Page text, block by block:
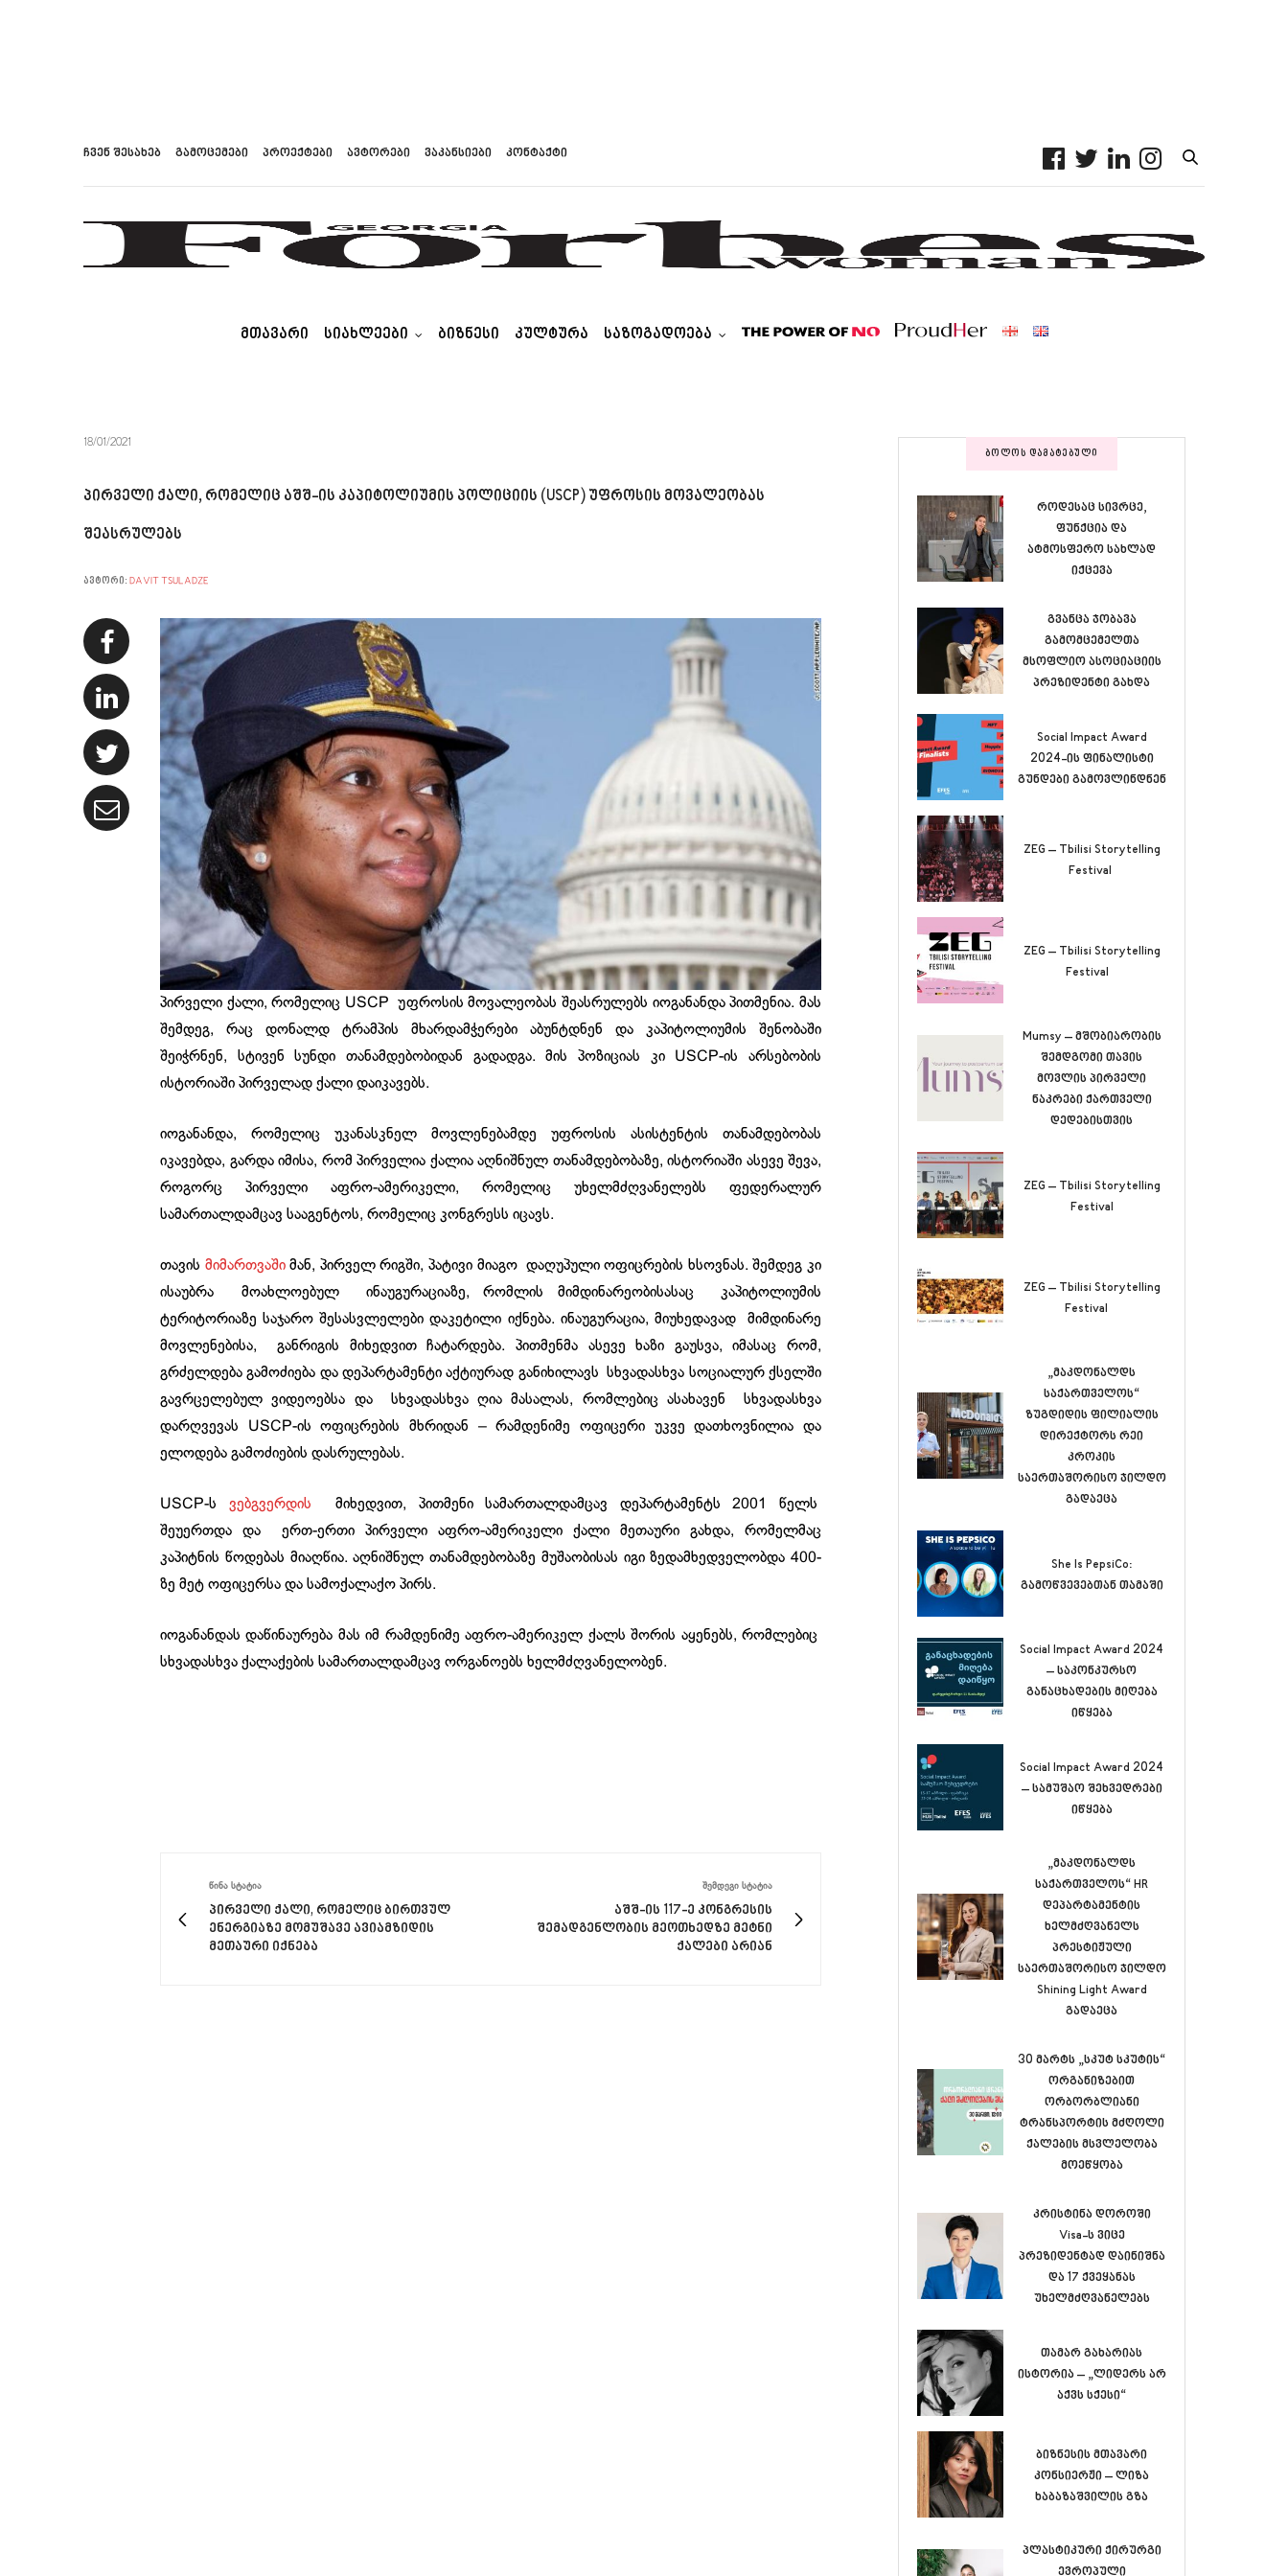
ჩვენ შესახებ გამოცემები პროექტები ავტორები ვაკანსიები კონტაქტი
ᲛᲗᲐᲕᲐᲠᲘ ᲡᲘᲐᲮᲚᲔᲔᲑᲘ ᲑᲘᲖᲜᲔᲡᲘ ᲙᲣᲚᲢᲣᲠᲐ ᲡᲐᲖᲝᲒᲐᲓᲝᲔᲑᲐ
18/01/2021
პირველი ქალი, რომელიც აშშ-ის კაპიტოლიუმის პოლიციის (USCP) უფროსის მოვალეობას
შეასრულებს
ავტორი: DAVIT TSULADZE
პირველი ქალი, რომელიც USCP უფროსის მოვალეობას შეასრულებს იოგანანდა პითმენია. მას
შემდეგ, რაც დონალდ ტრამპის მხარდამჭერები აბუნტდნენ და კაპიტოლიუმის შენობაში
შეიჭრნენ, სტივენ სუნდი თანამდებობიდან გადადგა. მის პოზიციას კი USCP-ის არსებობის
ისტორიაში პირველად ქალი დაიკავებს.
იოგანანდა, რომელიც უკანასკნელ მოვლენებამდე უფროსის ასისტენტის თანამდებობას
იკავებდა, გარდა იმისა, რომ პირველია ქალია აღნიშნულ თანამდებობაზე, ისტორიაში ასევე შევა,
როგორც პირველი აფრო-ამერიკელი, რომელიც უხელმძღვანელებს ფედერალურ
სამართალდამცავ სააგენტოს, რომელიც კონგრესს იცავს.
თავის მიმართვაშიმან, პირველ რიგში, პატივი მიაგო დაღუპული ოფიცრების ხსოვნას. შემდეგ კი
ისაუბრა მოახლოებულ ინაუგურაციაზე, რომლის მიმდინარეობისასაც კაპიტოლიუმის
ტერიტორიაზე საჯარო შესასვლელები დაკეტილი იქნება. ინაუგურაცია, მიუხედავად მიმდინარე
მოვლენებისა, განრიგის მიხედვით ჩატარდება. პითმენმა ასევე ხაზი გაუსვა, იმასაც რომ,
გრძელდება გამოძიება და დეპარტამენტი აქტიურად განიხილავს სხვადასხვა სოციალურ ქსელში
გავრცელებულ ვიდეოებსა და სხვადასხვა ღია მასალას, რომლებიც ასახავენ სხვადასხვა
დარღვევას USCP-ის ოფიცრების მხრიდან – რამდენიმე ოფიცერი უკვე დათხოვნილია და
ელოდება გამოძიების დასრულებას.
USCP-ს ვებგვერდის მიხედვით, პითმენი სამართალდამცავ დეპარტამენტს 2001 წელს
შეუერთდა და ერთ-ერთი პირველი აფრო-ამერიკელი ქალი მეთაური გახდა, რომელმაც
კაპიტნის წოდებას მიაღწია. აღნიშნულ თანამდებობაზე მუშაობისას იგი ზედამხედველობდა 400-
ზე მეტ ოფიცერსა და სამოქალაქო პირს.
იოგანანდას დაწინაურება მას იმ რამდენიმე აფრო-ამერიკელ ქალს შორის აყენებს, რომლებიც
სხვადასხვა ქალაქების სამართალდამცავ ორგანოებს ხელმძღვანელობენ.
ᲬᲘᲜᲐ ᲡᲢᲐᲢᲘᲐ
პირველი ქალი, რომელიც ბირთვულ
ენერგიაზე მომუშავე ავიამზიდის
მეთაური იქნება
ᲨᲔᲛᲓᲔᲒᲘ ᲡᲢᲐᲢᲘᲐ
აშშ-ის 117-ე კონგრესის
შემადგენლობის მეოთხედზე მეტნი
ქალები არიან
ᲑᲝᲚᲝᲡ ᲓᲐᲛᲐᲢᲔᲑᲣᲚᲘ
როდესაც სივრცე,
ფუნქცია და
ატმოსფერო სახლად
იქცევა
გვანცა ჯობავა
გამომცემელთა
მსოფლიო ასოციაციის
პრეზიდენტი გახდა
Social Impact Award
2024-ის ფინალისტი
გუნდები გამოვლინდნენ
ZEG – Tbilisi Storytelling
Festival
ZEG – Tbilisi Storytelling
Festival
Mumsy – მშობიარობის
შემდგომი თავის
მოვლის პირველი
ნაკრები ქართველი
დედებისთვის
ZEG – Tbilisi Storytelling
Festival
ZEG – Tbilisi Storytelling
Festival
„მაკდონალდს
საქართველოს“
ზუგდიდის ფილიალის
დირექტორს რეი
კროკის
საერთაშორისო ჯილდო
გადაეცა
She Is PepsiCo:
გამოწვევებთან თამაში
Social Impact Award 2024
– საკონკურსო
განაცხადების მიღება
იწყება
Social Impact Award 2024
– სამუშაო შეხვედრები
იწყება
„მაკდონალდს
საქართველოს“ HR
დეპარტამენტის
ხელმძღვანელს
პრესტიჟული
საერთაშორისო ჯილდო
Shining Light Award
გადაეცა
30 მარტს „სკუტ სკუტის“
ორგანიზებით
ორბორბლიანი
ტრანსპორტის მძღოლი
ქალების მსვლელობა
მოეწყობა
კრისტინა დოროში
Visa-ს ვიცე
პრეზიდენტად დაინიშნა
და 17 ქვეყანას
უხელმძღვანელებს
თამარ გახარიას
ისტორია – „ლიდერს არ
აქვს სქესი“
ბიზნესის მთავარი
კონსიერჟი – ლიზა
ხაბაზაშვილის გზა
პლასტიკური ქირურგი
ევროპული